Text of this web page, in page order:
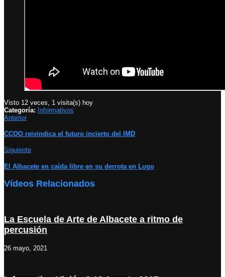
Visto 12 veces, 1 visita(s) hoy
Categoría: Informativos
Anterior
CCOO reivindica el futuro incierto del IMD
Siguiente
El Albacete en caída libre en su derrota en Lugo
Vídeos Relacionados
La Escuela de Arte de Albacete a ritmo de
percusión
26 mayo, 2021